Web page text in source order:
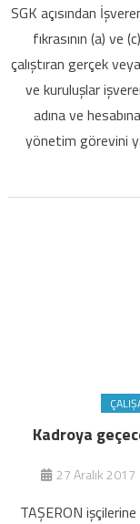
SGK açısından
fıkrasının (a) ve
çalıştıran gerçek
ve kuruluşlar
adına ve
yönetim görevini
Kadroya
27 Aralık 2017
TAŞERON